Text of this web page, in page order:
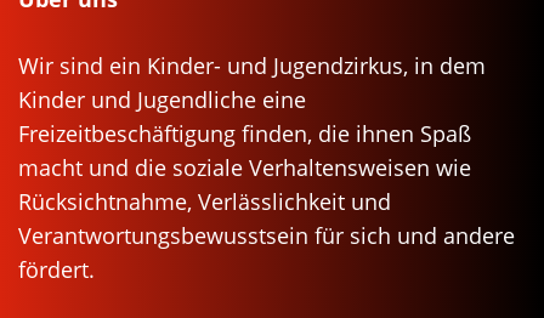
Wir sind ein Kinder- und Jugendzirkus, in dem
Kinder und Jugendliche eine
Freizeitbeschäftigung finden, die ihnen Spaß
macht und die soziale Verhaltensweisen wie
Rücksichtnahme, Verlässlichkeit und
Verantwortungsbewusstsein für sich und andere
fördert.